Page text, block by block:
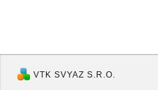
VTK SVYAZ S.R.O.